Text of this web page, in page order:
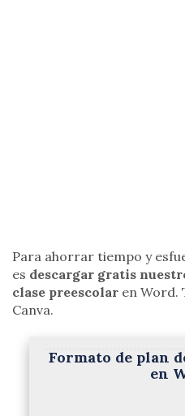
Para ahorrar tiempo y
es descargar gratis
clase preescolar en Word.
Canva.
Formato de plan
en